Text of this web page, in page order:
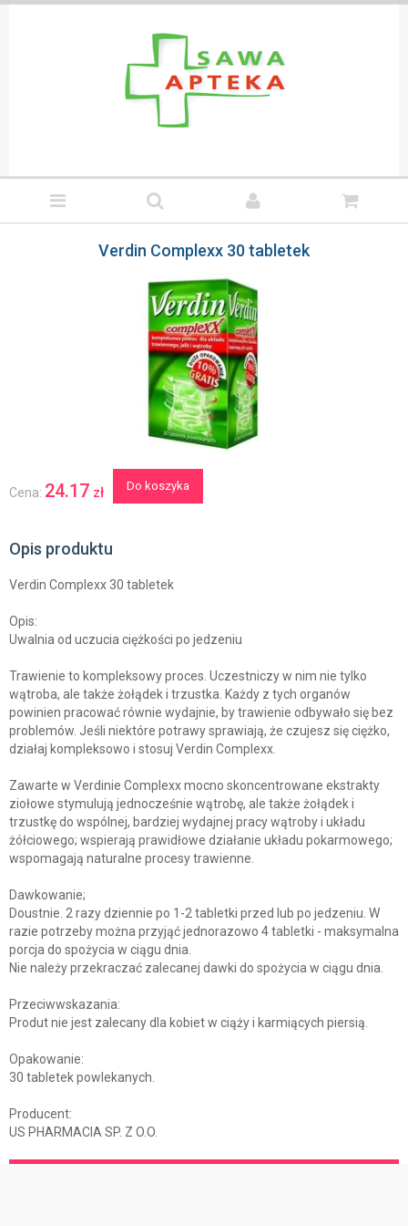
Verdin Complexx 30 tabletek
Cena: 24.17 zł Do koszyka
Opis produktu
Verdin Complexx 30 tabletek
Opis:
Uwalnia od uczucia ciężkości po jedzeniu
Trawienie to kompleksowy proces. Uczestniczy w nim nie tylko
wątroba, ale także żołądek i trzustka. Każdy z tych organów
powinien pracować równie wydajnie, by trawienie odbywało się bez
problemów. Jeśli niektóre potrawy sprawiają, że czujesz się ciężko,
działaj kompleksowo i stosuj Verdin Complexx.
Zawarte w Verdinie Complexx mocno skoncentrowane ekstrakty
ziołowe stymulują jednocześnie wątrobę, ale także żołądek i
trzustkę do wspólnej, bardziej wydajnej pracy wątroby i układu
żółciowego; wspierają prawidłowe działanie układu pokarmowego;
wspomagają naturalne procesy trawienne.
Dawkowanie;
Doustnie. 2 razy dziennie po 1-2 tabletki przed lub po jedzeniu. W
razie potrzeby można przyjąć jednorazowo 4 tabletki - maksymalna
porcja do spożycia w ciągu dnia.
Nie należy przekraczać zalecanej dawki do spożycia w ciągu dnia.
Przeciwwskazania:
Produt nie jest zalecany dla kobiet w ciąży i karmiących piersią.
Opakowanie:
30 tabletek powlekanych.
Producent:
US PHARMACIA SP. Z O.O.